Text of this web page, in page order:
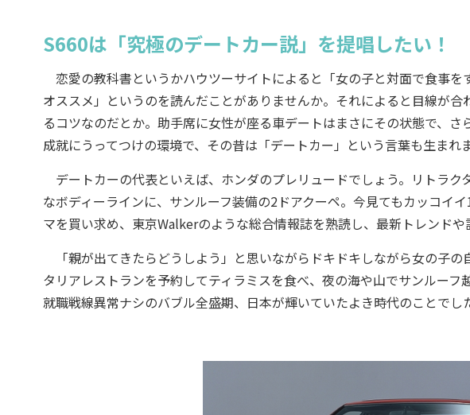
S660は「究極のデートカー説」を提唱したい！
恋愛の教科書というかハウツーサイトによると「女の子と対面で食事
オススメ」というのを読んだことがありませんか。それによると目線が
るコツなのだとか。助手席に女性が座る車デートはまさにその状態で、
成就にうってつけの環境で、その昔は「デートカー」という言葉も生まれ
デートカーの代表といえば、ホンダのプレリュードでしょう。リトラク
なボディーラインに、サンルーフ装備の2ドアクーペ。今見てもカッコイ
マを買い求め、東京Walkerのような総合情報誌を熟読し、最新トレンドや
「親が出てきたらどうしよう」と思いながらドキドキしながら女の子
タリアレストランを予約してティラミスを食べ、夜の海や山でサンルー
就職戦線異常ナシのバブル全盛期、日本が輝いていたよき時代のことでし